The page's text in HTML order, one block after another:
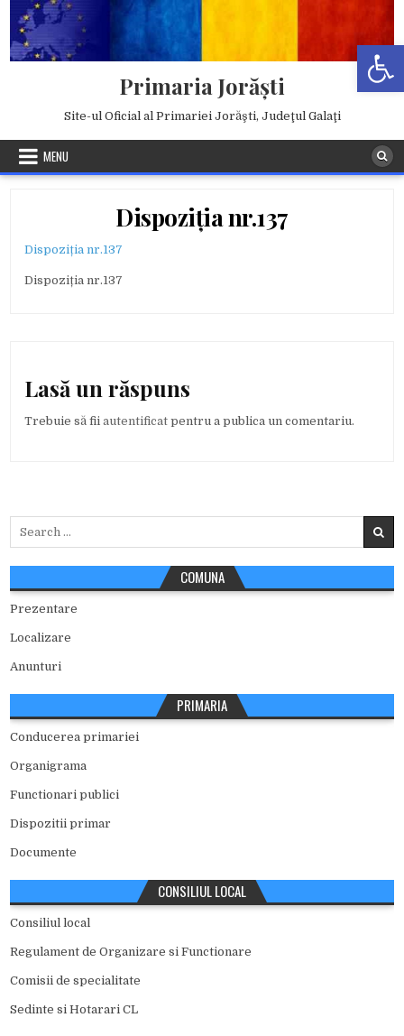
content
Primaria Jorăşti
Site-ul Oficial al Primariei Jorăşti, Judeţul Galaţi
MENU
Dispoziția nr.137
Dispoziția nr.137
Dispoziția nr.137
Lasă un răspuns
Trebuie să fiiautentificat pentru a publica un comentariu.
COMUNA
Prezentare
Localizare
Anunturi
PRIMARIA
Conducerea primariei
Organigrama
Functionari publici
Dispozitii primar
Documente
CONSILIUL LOCAL
Consiliul local
Regulament de Organizare si Functionare
Comisii de specialitate
Sedinte si Hotarari CL